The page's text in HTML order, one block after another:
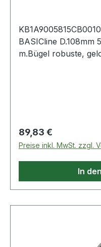
BASICline D.108mm
m.Bügel robuste, gelochte HDPE-
Regulärer Preis:
89,83 €
Preise inkl. MwSt. zzgl.
In